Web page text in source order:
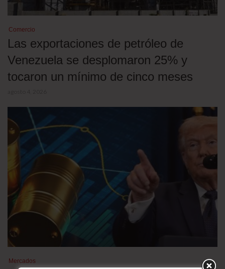
Comercio
Las exportaciones de petróleo de
Venezuela se desplomaron 25% y
tocaron un mínimo de cinco meses
Mercados